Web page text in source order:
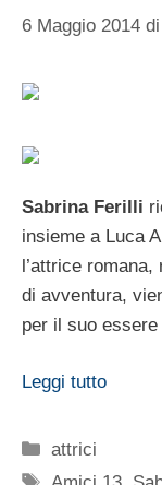
6 Maggio 2014 di
Sabrina Ferilli
insieme a Luca
l’attrice
di avventura,
per il suo
Leggi tutto
Categorie
attrici
Tag